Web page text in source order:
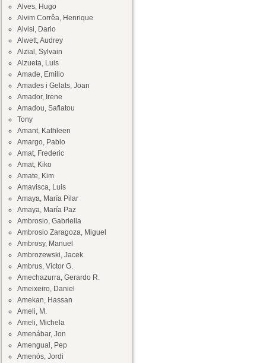
Alves, Hugo
Alvim Corrêa, Henrique
Alvisi, Dario
Alwett, Audrey
Alzial, Sylvain
Alzueta, Luis
Amade, Emilio
Amades i Gelats, Joan
Amador, Irene
Amadou, Safiatou
Tony
Amant, Kathleen
Amargo, Pablo
Amat, Frederic
Amat, Kiko
Amate, Kim
Amavisca, Luis
Amaya, María Pilar
Amaya, María Paz
Ambrosio, Gabriella
Ambrosio Zaragoza, Miguel
Ambrosy, Manuel
Ambrozewski, Jacek
Ambrus, Víctor G.
Amechazurra, Gerardo R.
Ameixeiro, Daniel
Amekan, Hassan
Ameli, M.
Ameli, Michela
Amenábar, Jon
Amengual, Pep
Amenós, Jordi